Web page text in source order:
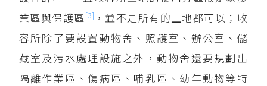
業區與保護區[3] ，並不是所有的土地都可以；收
容所除了要設置動物舍、照護室、辦公室、儲
藏室及污水處理設施之外，動物舍還要規劃出
隔離作業區、傷病區、哺乳區、幼年動物等特